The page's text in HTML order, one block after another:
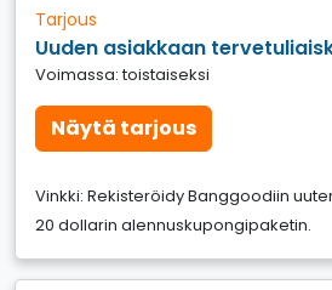
Tarjous
Uuden asiakkaan
Voimassa: toistaiseksi
Näytä tarjous
Vinkki: Rekisteröidy Banggoodiin
20 dollarin alennuskupongipaketin.